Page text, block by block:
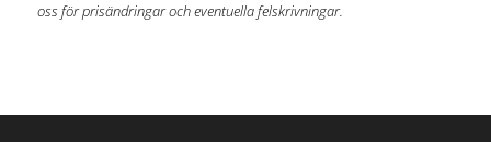
oss för prisändringar och eventuella felskrivningar.